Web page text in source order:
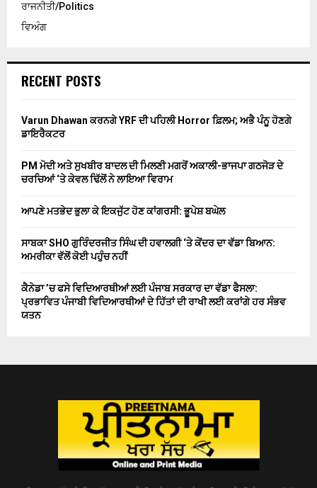
ਰਾਜਨੀਤੀ/Politics
ਵਿਅੰਗ
RECENT POSTS
Varun Dhawan ਕਰਨਗੇ YRF ਦੀ ਪਹਿਲੀ Horror ਫ਼ਿਲਮ; ਅਭੈ ਪੰਨੂ ਹੋਣਗੇ
ਡਾਇਰੈਕਟਰ
PM ਮੋਦੀ ਅਤੇ ਸੁਖਬੀਰ ਬਾਦਲ ਦੀ ਮਿਲਣੀ ਮਗਰੋਂ ਅਕਾਲੀ-ਭਾਜਪਾ ਗਠਜੋੜ ਦੇ
ਚਰਚਿਆਂ ‘ਤੇ ਕੇਵਲ ਢਿੱਲੋਂ ਨੇ ਲਾਇਆ ਵਿਰਾਮ
ਆਪਣੇ ਮਤਭੇਦ ਭੁਲਾ ਕੇ ਇਕਜੁੱਟ ਹੋਣ ਕਾਂਗਰਸੀ: ਭੂਪੇਸ਼ ਬਘੇਲ
ਸਾਬਕਾ SHO ਗੁਰਿੰਦਰਜੀਤ ਸਿੰਘ ਦੀ ਹਵਾਲਗੀ ‘ਤੇ ਕੇਂਦਰ ਦਾ ਵੱਡਾ ਬਿਆਨ:
ਅਮਰੀਕਾ ਵੱਲੋਂ ਕੋਈ ਪਹੁੰਚ ਨਹੀਂ
ਕੈਨੇਡਾ ’ਚ ਫਸੇ ਵਿਦਿਆਰਥੀਆਂ ਲਈ ਪੰਜਾਬ ਸਰਕਾਰ ਦਾ ਵੱਡਾ ਫੈਸਲਾ:
ਪ੍ਰਭਾਵਿਤ ਪੰਜਾਬੀ ਵਿਦਿਆਰਥੀਆਂ ਦੇ ਹਿੱਤਾਂ ਦੀ ਰਾਖੀ ਲਈ ਕਰਾਂਗੇ ਹਰ ਸੰਭਵ
ਯਤਨ